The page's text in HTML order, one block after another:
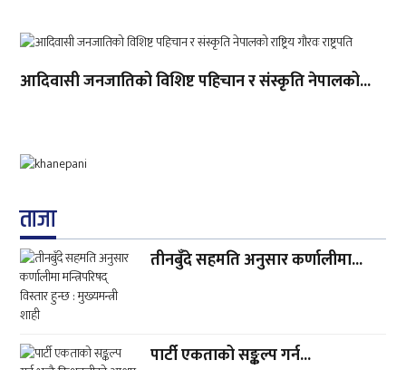
आदिवासी जनजातिको विशिष्ट पहिचान र संस्कृति नेपालको...
ताजा
तीनबुँदे सहमति अनुसार कर्णालीमा...
पार्टी एकताको सङ्कल्प गर्न...